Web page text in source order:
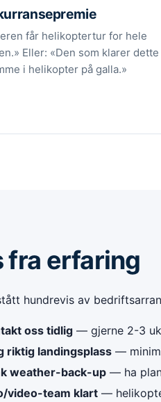
får helikoptertur for hele
Eller: «Den som klarer
i helikopter på galla.»
fra erfaring
hundrevis av
oss tidlig — gjerne 2-3
riktig landingsplass —
weather-back-up — ha
video-team klart —